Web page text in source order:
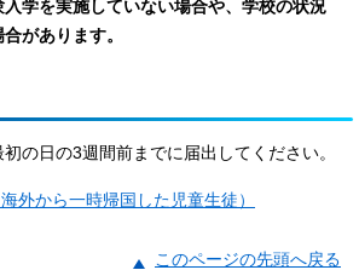
学を実施していない場合や、学校の状況
があります。
の日の3週間前までに届出してください。
外から一時帰国した児童生徒）
このページの先頭へ戻る